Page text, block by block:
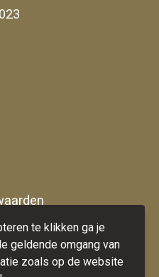
te klikken ga je
geldende omgang van
zoals op de website